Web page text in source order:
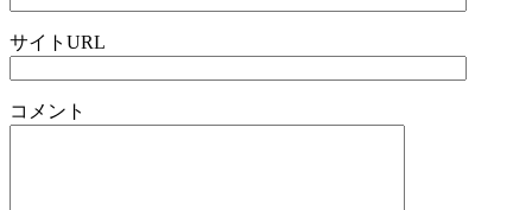
サイトURL
コメント